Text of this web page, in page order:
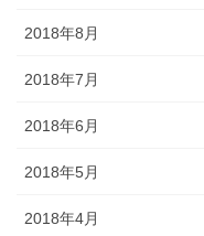
2018年8月
2018年7月
2018年6月
2018年5月
2018年4月